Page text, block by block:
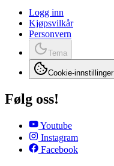
Logg inn
Kjøpsvilkår
Personvern
Tema
Cookie-innstillinger
Følg oss!
Youtube
Instagram
Facebook